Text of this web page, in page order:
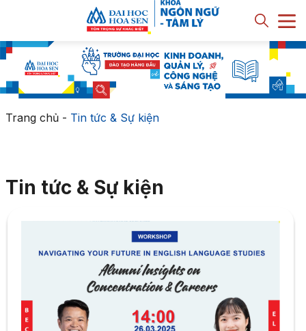
Trang chủ- Tin tức & Sự kiện
Tin tức & Sự kiện